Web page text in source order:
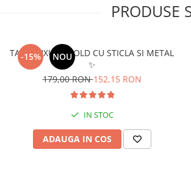
PRODUSE
-15% NOU
TAVA LUXURY GOLD CU STICLA SI METAL
✨
179,00 RON152,15 RON
IN STOC
ADAUGA IN COS